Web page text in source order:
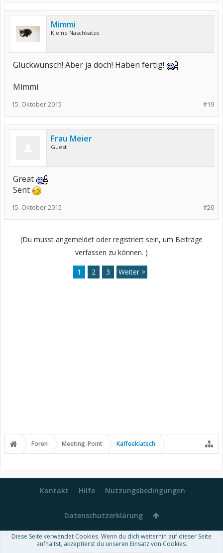
Mimmi
Kleine Naschkatze
Glückwunsch! Aber ja doch! Haben fertig!
Mimmi
#19
15. Oktober 2015
Frau Meier
Guest
Great
Sent
#20
15. Oktober 2015
(Du musst angemeldet oder registriert sein, um Beiträge
verfassen zu können. )
1 2 3 Weiter >
Foren Meeting-Point Kaffeeklatsch
Kontakt Hilfe Nutzungsbedingungen
Datenschutzerklärung
Forum software by XenForo™-Deutsch von xenDach
Diese Seite verwendet Cookies. Wenn du dich weiterhin auf dieser Seite
aufhältst, akzeptierst du unseren Einsatz von Cookies.